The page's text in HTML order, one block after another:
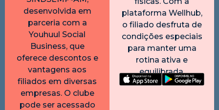
desenvolvida em
parceria com a
Youhuul Social
Business, que
oferece descontos e
vantagens aos
filiados em diversas
empresas. O clube
pode ser acessado
plataforma Wellhub,
o filiado desfruta de
condições especiais
para manter uma
rotina ativa e
equilibrada.